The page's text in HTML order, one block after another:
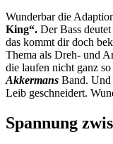
Wunderbar die
King“. Der Bass
das kommt dir doch
Thema als Dreh- und
die laufen nicht ganz
Akkermans Band. Und
Leib geschneidert.
Spannung